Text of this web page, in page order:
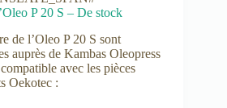
P 20 S – De stock
de l’Oleo P 20 S sont
auprès de Kambas Oleopress
avec les pièces
Oekotec :